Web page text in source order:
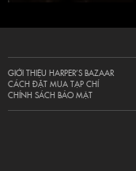
GIỚI THIỆU HARPER’S BAZAAR
CÁCH ĐẶT MUA TẠP CHÍ
CHÍNH SÁCH BẢO MẬT